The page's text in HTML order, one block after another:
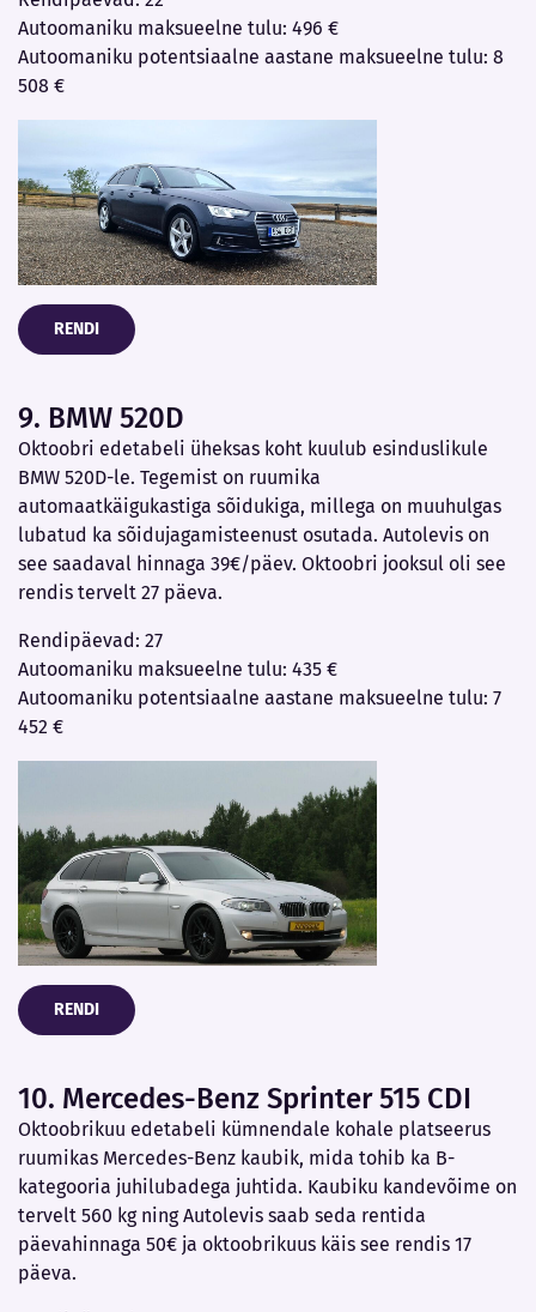
Autoomaniku maksueelne tulu: 496 €
Autoomaniku potentsiaalne aastane maksueelne tulu: 8
508 €
RENDI
9. BMW 520D
Oktoobri edetabeli üheksas koht kuulub esinduslikule
BMW 520D-le. Tegemist on ruumika
automaatkäigukastiga sõidukiga, millega on muuhulgas
lubatud ka sõidujagamisteenust osutada. Autolevis on
see saadaval hinnaga 39€/päev. Oktoobri jooksul oli see
rendis tervelt 27 päeva.
Rendipäevad: 27
Autoomaniku maksueelne tulu: 435 €
Autoomaniku potentsiaalne aastane maksueelne tulu: 7
452 €
RENDI
10. Mercedes-Benz Sprinter 515 CDI
Oktoobrikuu edetabeli kümnendale kohale platseerus
ruumikas Mercedes-Benz kaubik, mida tohib ka B-
kategooria juhilubadega juhtida. Kaubiku kandevõime on
tervelt 560 kg ning Autolevis saab seda rentida
päevahinnaga 50€ ja oktoobrikuus käis see rendis 17
päeva.